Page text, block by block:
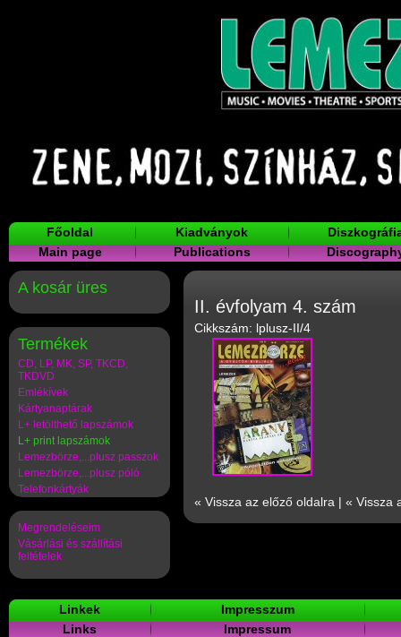
Főoldal Kiadványok
Main page
Publications
A kosár üres
Termékek
CD, LP, MK, SP, TKCD,
TKDVD
Emlékívek
Kártyanaptárak
L+ letölthető lapszámok
L+ print lapszámok
Lemezbörze,...plusz passzok
Lemezbörze,...plusz póló
Telefonkártyák
Megrendeléseim
Vásárlási és szállítási
feltételek
II. évfolyam 4. szám
Cikkszám: lplusz-II/4
« Vissza az előző oldalra | « Vissza
Linkek
Impresszum
Links
Impressum